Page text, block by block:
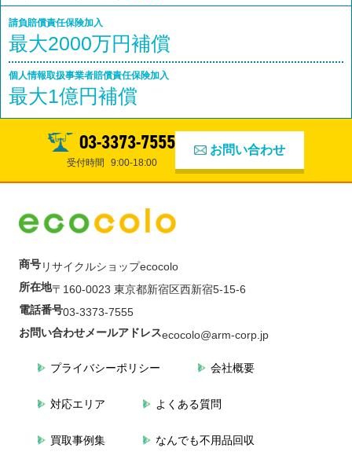
請負賠償責任保険加入
最大2000万円補償
個人情報取扱事業者賠償責任保険加入
最大1億円補償
03-3373-7555
受付時間 9:00-18:00
お問い合わせ
商号リサイクルショップecocolo
所在地〒160-0023 東京都新宿区西新宿5-15-6
電話番号03-3373-7555
お問い合わせメールアドレスecocolo@arm-corp.jp
プライバシーポリシー 会社概要
対応エリア よくある質問
買取事例集 なんでも不用品回収